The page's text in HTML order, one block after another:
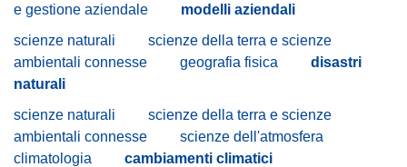
e gestione aziendale
modelli aziendali
scienze naturali
scienze della terra e scienze
ambientali connesse
geografia fisica
disastri
naturali
scienze naturali
scienze della terra e scienze
ambientali connesse
scienze dell'atmosfera
climatologia
cambiamenti climatici